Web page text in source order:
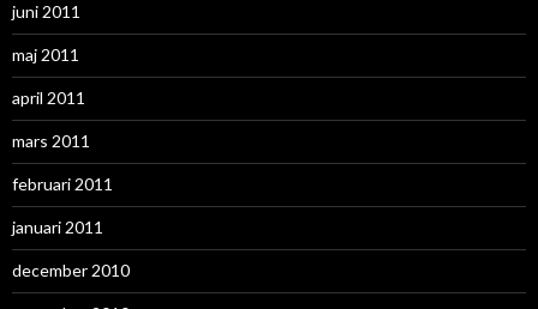
juni 2011
maj 2011
april 2011
mars 2011
februari 2011
januari 2011
december 2010